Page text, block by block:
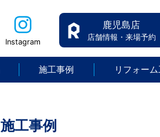
Instagram
鹿児島店
店舗情報・来場予約
施工事例 リフォー
施工事例